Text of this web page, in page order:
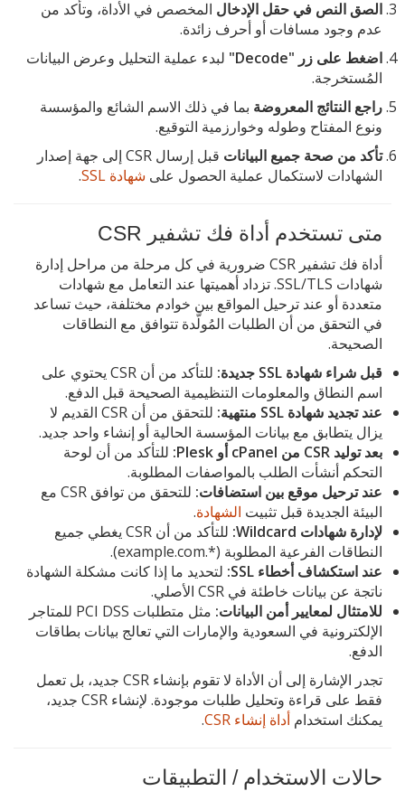
الصق النص في حقل الإدخال المخصص في الأداة، وتأكد من
عدم وجود مسافات أو أحرف زائدة.
اضغط على زر "Decode"
لبدء عملية التحليل وعرض البيانات
المُستخرجة.
راجع النتائج المعروضة بما في ذلك الاسم الشائع والمؤسسة
ونوع المفتاح وطوله وخوارزمية التوقيع.
تأكد من صحة جميع البيانات
قبل إرسال CSR إلى جهة إصدار
الشهادات لاستكمال عملية الحصول على شهادة SSL .
متى تستخدم أداة فك تشفير CSR
أداة فك تشفير CSR ضرورية في كل مرحلة من مراحل إدارة
شهادات SSL/TLS. تزداد أهميتها عند التعامل مع شهادات
متعددة أو عند ترحيل المواقع بين خوادم مختلفة، حيث تساعد
في التحقق من أن الطلبات المُولَّدة تتوافق مع النطاقات
الصحيحة.
قبل شراء شهادة SSL جديدة:
للتأكد من أن CSR يحتوي على
اسم النطاق والمعلومات التنظيمية الصحيحة قبل الدفع.
عند تجديد شهادة SSL منتهية:
للتحقق من أن CSR القديم لا
يزال يتطابق مع بيانات المؤسسة الحالية أو إنشاء واحد جديد.
بعد توليد CSR من cPanel أو Plesk:
للتأكد من أن لوحة
التحكم أنشأت الطلب بالمواصفات المطلوبة.
عند ترحيل موقع بين استضافات:
للتحقق من توافق CSR مع
البيئة الجديدة قبل تثبيت الشهادة.
لإدارة شهادات Wildcard:
للتأكد من أن CSR يغطي جميع
النطاقات الفرعية المطلوبة (*.example.com).
عند استكشاف أخطاء SSL:
لتحديد ما إذا كانت مشكلة الشهادة
ناتجة عن بيانات خاطئة في CSR الأصلي.
للامتثال لمعايير أمن البيانات:
مثل متطلبات PCI DSS للمتاجر
الإلكترونية في السعودية والإمارات التي تعالج بيانات بطاقات
الدفع.
تجدر الإشارة إلى أن الأداة لا تقوم بإنشاء CSR جديد، بل تعمل
فقط على قراءة وتحليل طلبات موجودة. لإنشاء CSR جديد،
يمكنك استخدام أداة إنشاء CSR .
حالات الاستخدام / التطبيقات